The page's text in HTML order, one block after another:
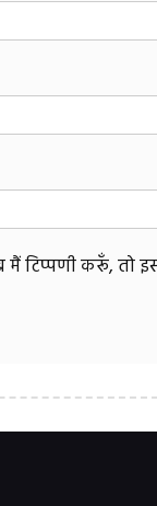
टिप्पणी करूँ, तो